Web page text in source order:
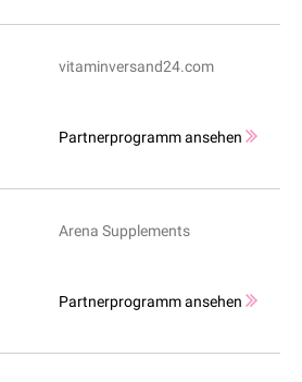
vitaminversand24.com
Partnerprogramm ansehen
Arena Supplements
Partnerprogramm ansehen